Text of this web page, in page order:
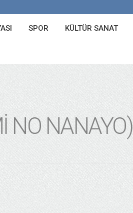
SPOR KÜLTÜR SANAT
NO NANAYO)